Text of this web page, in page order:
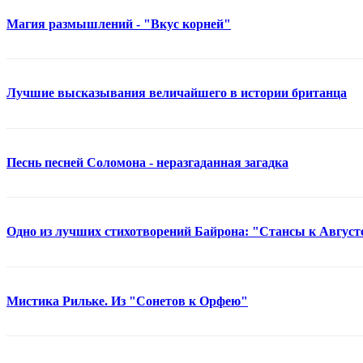
Магия размышлений - "Вкус корней"
Лучшие высказывания величайшего в истории британца
Песнь песней Соломона - неразгаданная загадка
Одно из лучших стихотворений Байрона: "Стансы к
Мистика Рильке. Из "Сонетов к Орфею"